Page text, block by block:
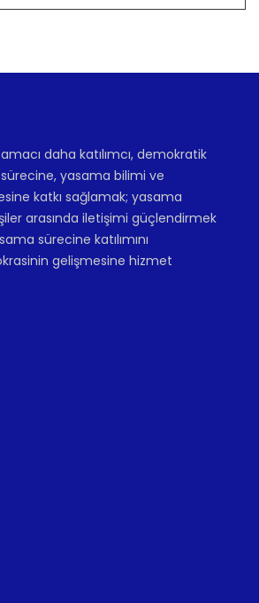
daha katılımcı, demokratik
yasama bilimi ve
katkı sağlamak; yasama
arasında iletişimi güçlendirmek
sürecine katılımını
gelişmesine hizmet